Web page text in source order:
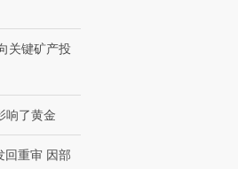
关键矿产投
响了黄金
回重审 因部